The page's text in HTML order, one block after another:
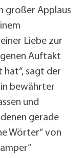
großer Applaus
Liebe zur
Auftakt
sagt der
bewährter
und
gerade
Wörter“ von